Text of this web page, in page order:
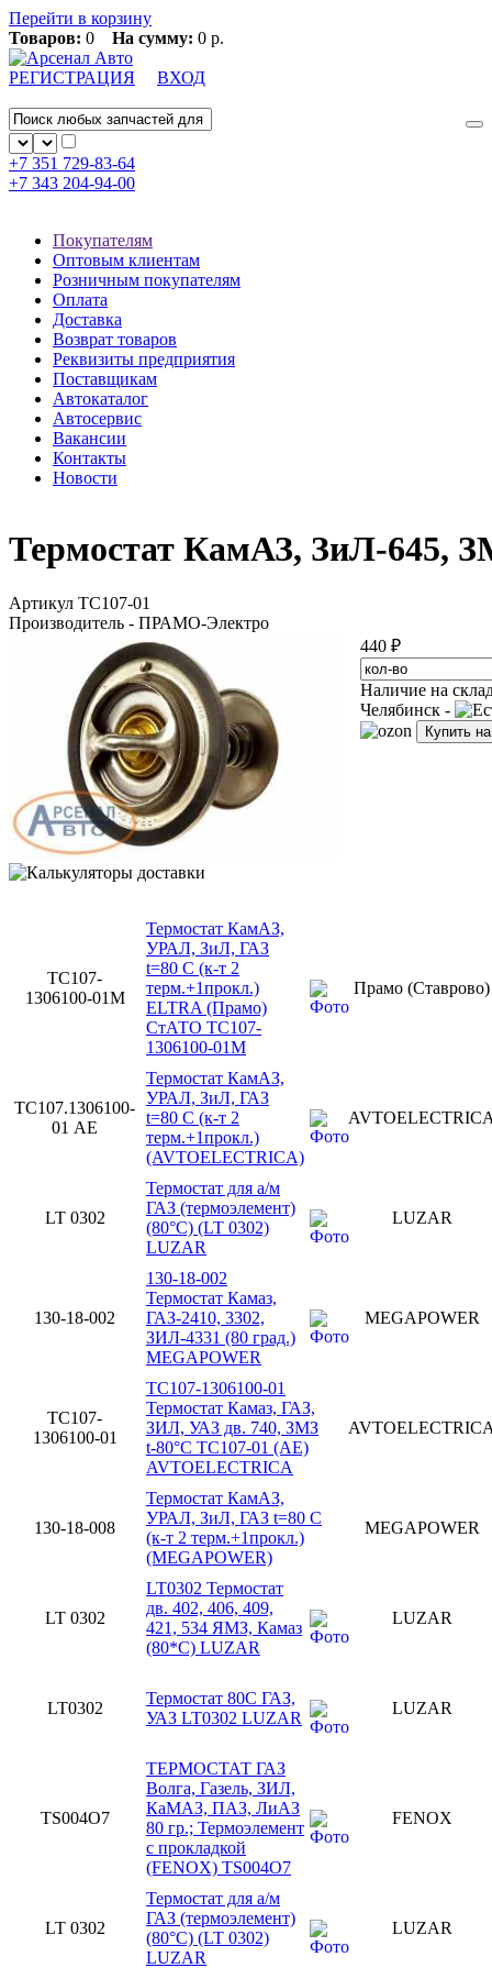
Перейти в корзину
Товаров: 0 На сумму: 0 р.
РЕГИСТРАЦИЯ ВХОД
+7 351 729-83-64
+7 343 204-94-00
Покупателям
Оптовым клиентам
Розничным покупателям
Оплата
Доставка
Возврат товаров
Реквизиты предприятия
Поставщикам
Автокаталог
Автосервис
Вакансии
Контакты
Новости
Термостат КамАЗ, ЗиЛ-645,
Артикул ТС107-01
Производитель - ПРАМО-Электро
440 ₽
Наличие на
Челябинск -
Купить
ТС107-
1306100-01М
Термостат КамАЗ,
УРАЛ, ЗиЛ, ГАЗ
t=80 С (к-т 2
терм.+1прокл.)
ELTRA (Прамо)
СтАТО ТС107-
1306100-01М
Прамо (Ставрово)
ТС107.1306100-
01 AE
Термостат КамАЗ,
УРАЛ, ЗиЛ, ГАЗ
t=80 С (к-т 2
терм.+1прокл.)
(AVTOELECTRICA)
LT 0302
Термостат для а/м
ГАЗ (термоэлемент)
(80°С) (LT 0302)
LUZAR
LUZAR
130-18-002
130-18-002
Термостат Камаз,
ГАЗ-2410, 3302,
ЗИЛ-4331 (80 град.)
MEGAPOWER
MEGAPOWER
ТС107-
1306100-01
ТС107-1306100-01
Термостат Камаз, ГАЗ,
ЗИЛ, УАЗ дв. 740, ЗМЗ
t-80°С ТС107-01 (АЕ)
AVTOELECTRICA
130-18-008
Термостат КамАЗ,
УРАЛ, ЗиЛ, ГАЗ t=80 С
(к-т 2 терм.+1прокл.)
(MEGAPOWER)
MEGAPOWER
LT 0302
LT0302 Термостат
дв. 402, 406, 409,
421, 534 ЯМЗ, Камаз
(80*С) LUZAR
LUZAR
LT0302
Термостат 80С ГАЗ,
УАЗ LT0302 LUZAR
LUZAR
TS004O7
ТЕРМОСТАТ ГАЗ
Волга, Газель, ЗИЛ,
КаМАЗ, ПАЗ, ЛиАЗ
80 гр.; Термоэлемент
с прокладкой
(FENOX) TS004O7
FENOX
LT 0302
Термостат для а/м
ГАЗ (термоэлемент)
(80°С) (LT 0302)
LUZAR
LUZAR